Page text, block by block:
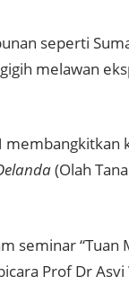
seperti
melawan
membangkitkan
(Olah
seminar “Tuan
Prof Dr